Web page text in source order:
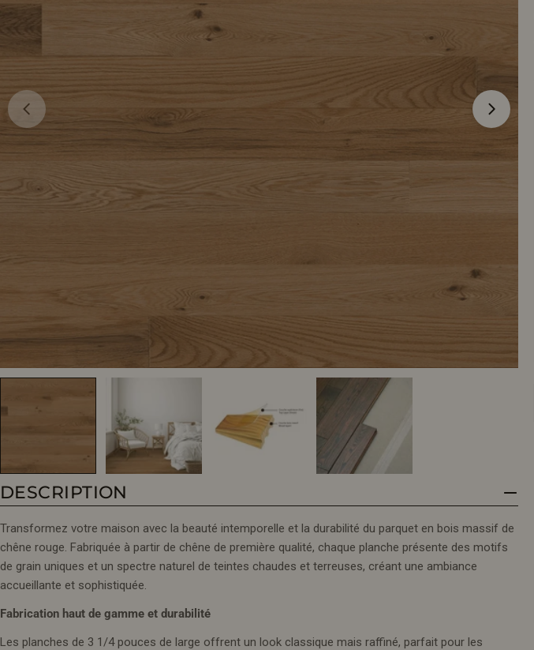
le média 0 en mode modal
DESCRIPTION
Transformez votre maison avec la beauté intemporelle et la durabilité du parquet en bois massif de
chêne rouge. Fabriquée à partir de chêne de première qualité, chaque planche présente des motifs
de grain uniques et un spectre naturel de teintes chaudes et terreuses, créant une ambiance
accueillante et sophistiquée.
Fabrication haut de gamme et durabilité
Les planches de 3 1/4 pouces de large offrent un look classique mais raffiné, parfait pour les